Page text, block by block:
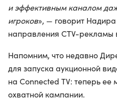
и эффективным каналом
игроков», — говорит
направления CTV-рекламы
Напомним, что недавно
для запуска аукционной
на Connected TV: теперь ее
охватной кампании.